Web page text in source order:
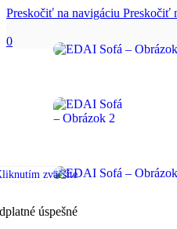
Preskočiť na navigáciu Preskočiť
0
zväčšíte
úspešné